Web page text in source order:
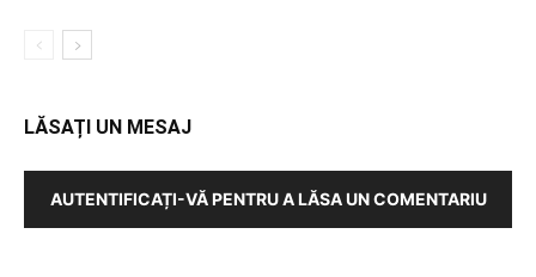
LĂSAȚI UN MESAJ
AUTENTIFICAȚI-VĂ PENTRU A LĂSA UN COMENTARIU